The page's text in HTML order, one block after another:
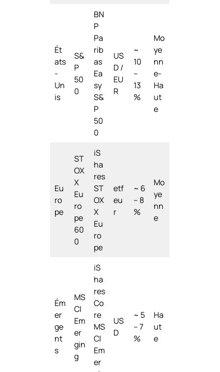
Ét
ats
-
Un
is
S&
P
50
0
BN
P
Pa
rib
as
Ea
sy
S&
P
50
0
US
D /
EU
R
~
10
–
13
%
Mo
ye
nn
e-
Ha
ut
e
Eu
ro
pe
ST
OX
X
Eu
ro
pe
60
0
iS
ha
res
ST
OX
X
Eu
ro
pe
etf
eu
r
~ 6
– 8
%
Mo
ye
nn
e
Ém
er
ge
nt
s
MS
CI
Em
er
gin
g
iS
ha
res
Co
re
MS
CI
Em
er
US
D
~ 5
– 7
%
Ha
ut
e